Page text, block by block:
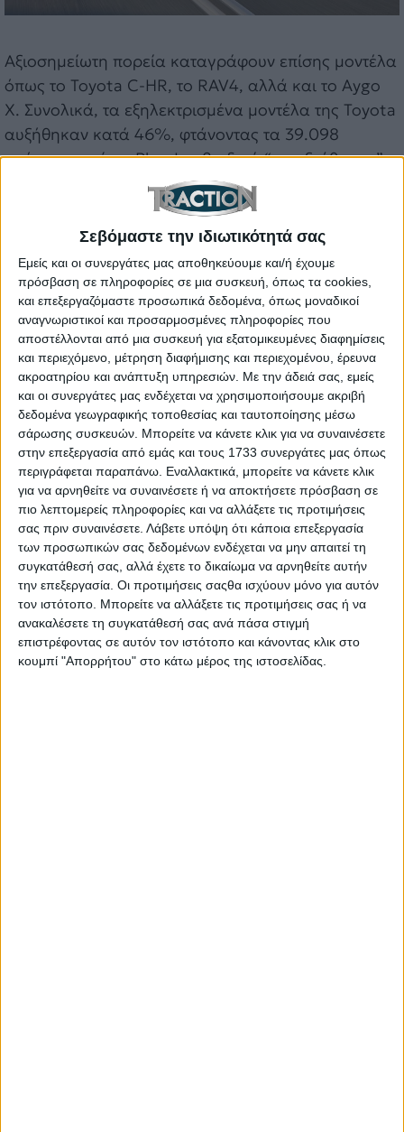
Σεβόμαστε την ιδιωτικότητά σας
Εμείς και οι συνεργάτες μας αποθηκεύουμε και/ή έχουμε
πρόσβαση σε πληροφορίες σε μια συσκευή, όπως τα cookies,
και επεξεργαζόμαστε προσωπικά δεδομένα, όπως μοναδικοί
αναγνωριστικοί και προσαρμοσμένες πληροφορίες που
αποστέλλονται από μια συσκευή για εξατομικευμένες διαφημίσεις
και περιεχόμενο, μέτρηση διαφήμισης και περιεχομένου, έρευνα
ακροατηρίου και ανάπτυξη υπηρεσιών. Με την άδειά σας, εμείς
και οι συνεργάτες μας ενδέχεται να χρησιμοποιήσουμε ακριβή
δεδομένα γεωγραφικής τοποθεσίας και ταυτοποίησης μέσω
σάρωσης συσκευών. Μπορείτε να κάνετε κλικ για να συναινέσετε
στην επεξεργασία από εμάς και τους 1733 συνεργάτες μας όπως
περιγράφεται παραπάνω. Εναλλακτικά, μπορείτε να κάνετε κλικ
για να αρνηθείτε να συναινέσετε ή να αποκτήσετε πρόσβαση σε
πιο λεπτομερείς πληροφορίες και να αλλάξετε τις προτιμήσεις
σας πριν συναινέσετε. Λάβετε υπόψη ότι κάποια επεξεργασία
των προσωπικών σας δεδομένων ενδέχεται να μην απαιτεί τη
συγκατάθεσή σας, αλλά έχετε το δικαίωμα να αρνηθείτε αυτήν
την επεξεργασία. Οι προτιμήσεις σαςθα ισχύουν μόνο για αυτόν
τον ιστότοπο. Μπορείτε να αλλάξετε τις προτιμήσεις σας ή να
ανακαλέσετε τη συγκατάθεσή σας ανά πάσα στιγμή
επιστρέφοντας σε αυτόν τον ιστότοπο και κάνοντας κλικ στο
κουμπί "Απορρήτου" στο κάτω μέρος της ιστοσελίδας.
Αξιοσημείωτη πορεία καταγράφουν επίσης μοντέλα
όπως το Toyota C-HR, το RAV4, αλλά και το Aygo
X. Συνολικά, τα εξηλεκτρισμένα μοντέλα της Toyota
αυξήθηκαν κατά 46%, φτάνοντας τα 39.098
οχήματα, ενώ τα Plug-In υβριδικά “εκτοξεύθηκαν”
κατά 292%. Αυτό οφείλεται κυρίως στην ισχυρή
ζήτηση του Plug-In υβριδικού Toyota C-HR.
Σημαντική άνοδος καταγράφεται και στην
περίπτωση της Toyota Professional, η οποία
κατέγραψε 117.410 πωλήσεις μέσα στο 9μηνο.
Πρόκειται για μία αύξηση της τάξης του 21%. Μία
από τις αιτίες που οδήγησαν σε αυτή την αύξηση
είναι η ισχυρή ζήτηση του Hilux (αύξηση 20%),
αλλά και του Proace που αύξησε τις ταξινομήσεις
του κατά 21%.